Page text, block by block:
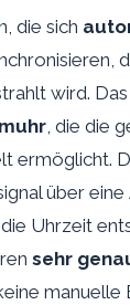
die sich
wird.
, die die
ermöglicht.
über eine
Uhrzeit
sehr
manuelle